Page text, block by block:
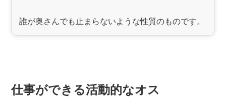
誰が奥さんでも止まらないような性質のものです。
仕事ができる活動的なオス